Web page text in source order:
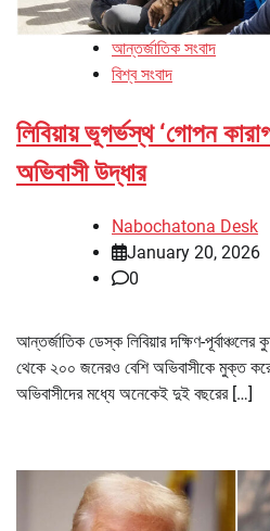
আন্তর্জাতিক সংবাদ
বিশ্ব সংবাদ
লিবিয়ায় ভূগর্ভস্থ ‘গোপন
অভিবাসী উদ্ধার
Nabochatona Desk
January 20, 2026
0
আন্তর্জাতিক ডেস্ক লিবিয়ার দক্ষিণ-
থেকে ২০০ জনেরও বেশি অভিবাসীকে মুক্ত
অভিবাসীদের মধ্যে অনেকেই দুই বছরের […]